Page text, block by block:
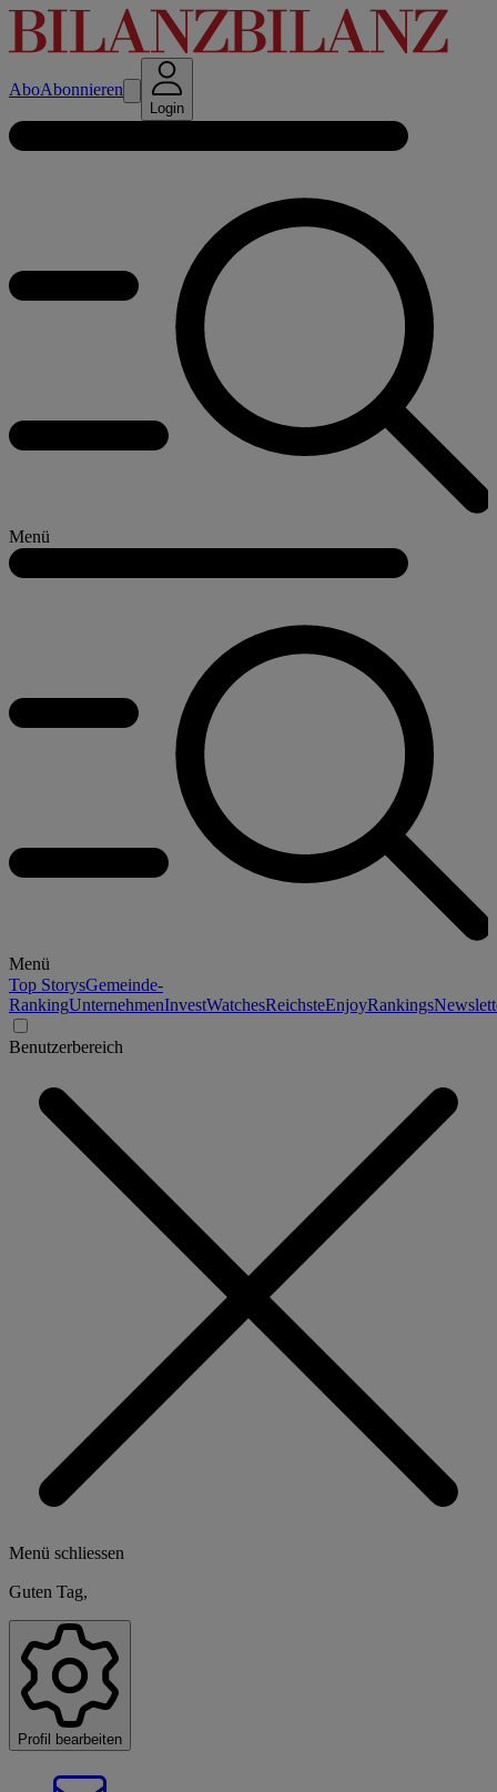
AboAbonnieren
Login
Menü
Menü
Top StorysGemeinde-
RankingUnternehmenInvestWatchesReichsteEnjoyRankings
Benutzerbereich
Menü schliessen
Guten Tag,
Profil bearbeiten